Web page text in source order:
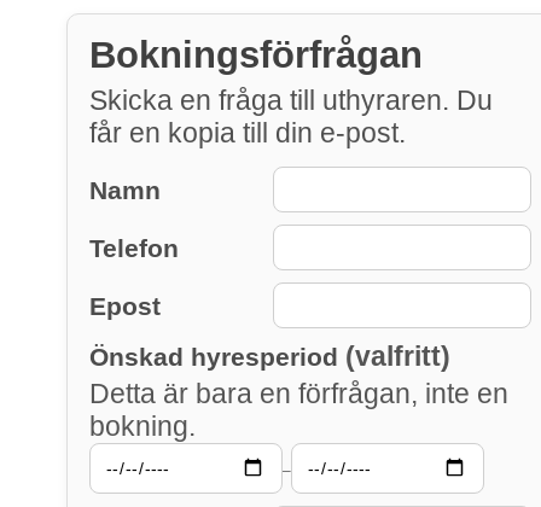
Bokningsförfrågan
Skicka en fråga till uthyraren. Du
får en kopia till din e-post.
Namn
Telefon
Epost
Önskad hyresperiod (valfritt)
Detta är bara en förfrågan, inte en
bokning.
–